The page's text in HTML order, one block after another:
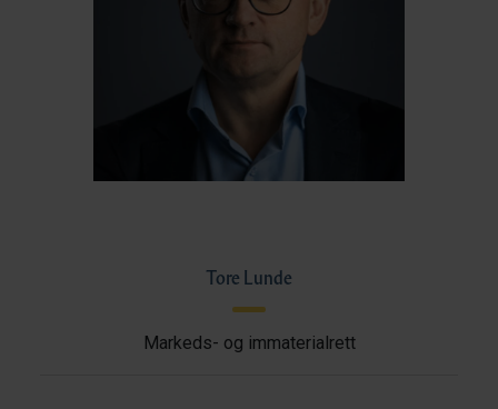
Tore Lunde
Markeds- og immaterialrett